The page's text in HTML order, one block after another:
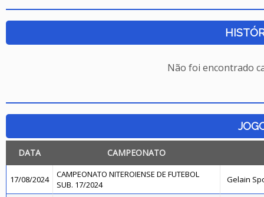
Não foi encontrado
DATA CAMPEONATO
17/08/2024
CAMPEONATO NITEROIENSE DE FUTEBOL
SUB. 17/2024
Gelain